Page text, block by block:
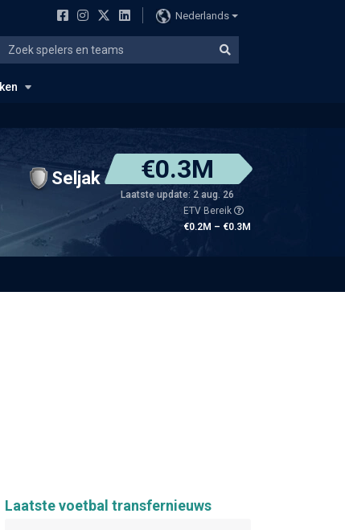
Nederlands
Seljak €0.3M
Laatste update: 2 aug. 26
ETV Bereik
€0.2M – €0.3M
Laatste voetbal transfernieuws